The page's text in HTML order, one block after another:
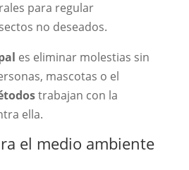
para regular
no deseados.
es eliminar molestias sin
mascotas o el
trabajan con la
ella.
el medio ambiente